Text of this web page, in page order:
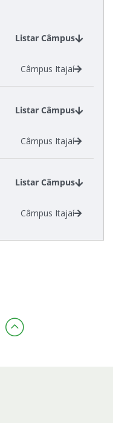
Listar Câmpus
Câmpus Itajaí
Listar Câmpus
Câmpus Itajaí
Listar Câmpus
Câmpus Itajaí